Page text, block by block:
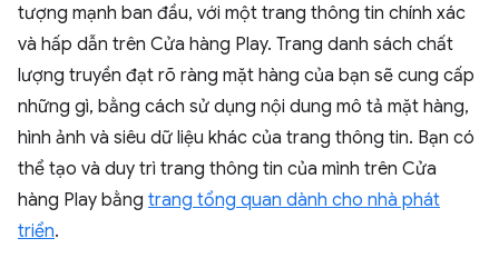
tượng mạnh ban đầu, với một trang thông tin chính xác
và hấp dẫn trên Cửa hàng Play. Trang danh sách chất
lượng truyền đạt rõ ràng mặt hàng của bạn sẽ cung cấp
những gì, bằng cách sử dụng nội dung mô tả mặt hàng,
hình ảnh và siêu dữ liệu khác của trang thông tin. Bạn có
thể tạo và duy trì trang thông tin của mình trên Cửa
hàng Play bằng trang tổng quan dành cho nhà phát
triển.